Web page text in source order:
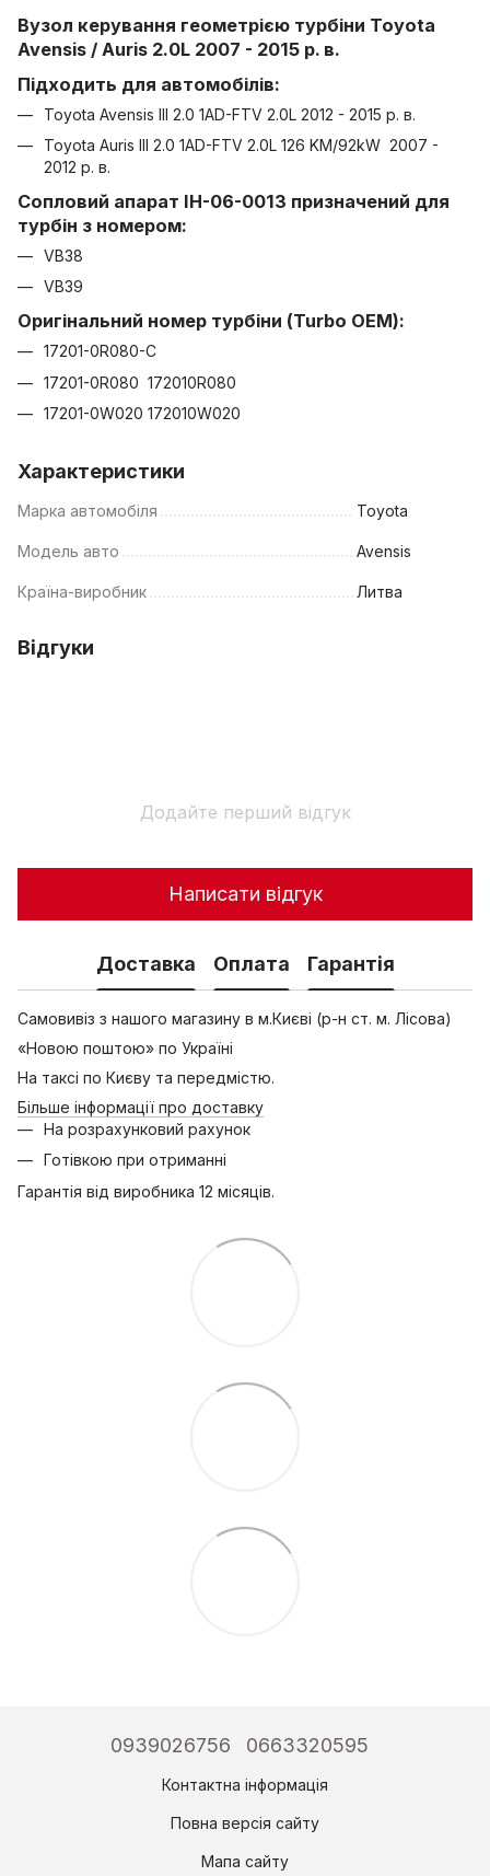
Вузол керування геометрією турбіни Toyota
Avensis / Auris 2.0L 2007 - 2015 р. в.
Підходить для автомобілів:
Toyota Avensis III 2.0 1AD-FTV 2.0L 2012 - 2015 р. в.
Toyota Auris III 2.0 1AD-FTV 2.0L 126 KM/92kW 2007 -
2012 р. в.
Сопловий апарат IH-06-0013 призначений для
турбін з номером:
VB38
VB39
Оригінальний номер турбіни (Turbo OEM):
17201-0R080-C
17201-0R080 172010R080
17201-0W020 172010W020
Характеристики
Марка автомобіля Toyota
Модель авто Avensis
Країна-виробник Литва
Відгуки
Додайте перший відгук
Написати відгук
Доставка Оплата Гарантія
Самовивіз з нашого магазину в м.Києві (р-н ст. м. Лісова)
«Новою поштою» по Україні
На таксі по Києву та передмістю.
Більше інформації про доставку
На розрахунковий рахунок
Готівкою при отриманні
Гарантія від виробника 12 місяців.
0939026756 0663320595
Контактна інформація
Повна версія сайту
Мапа сайту